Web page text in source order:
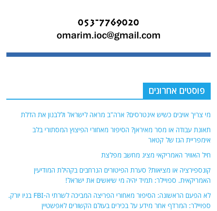
פוסטים אחרונים
מי צריך אויבים כשיש אינטרסים? ארה"ב מראה לישראל וללבנון את הדלת
תאונת עבודה או מסר מאיראן? הסיפור מאחורי הפיצוץ המסתורי בלב
אימפריית הגז של קטאר
חיל האוויר האמריקאי מציג מחשב מפלצת
קונספירציה או מציאות? סערת הפיטורים הנרחבים בקהילת המודיעין
האמריקאית. ספויילר: תמיד יהיה מי שיאשים את ישראל!
לא הפעם הראשונה: הסיפור מאחורי הפריצה המביכה לשרתי ה-FBI בניו יורק.
ספויילר: המרדף אחר מידע על בכירים בעולם הקשורים לאפשטיין